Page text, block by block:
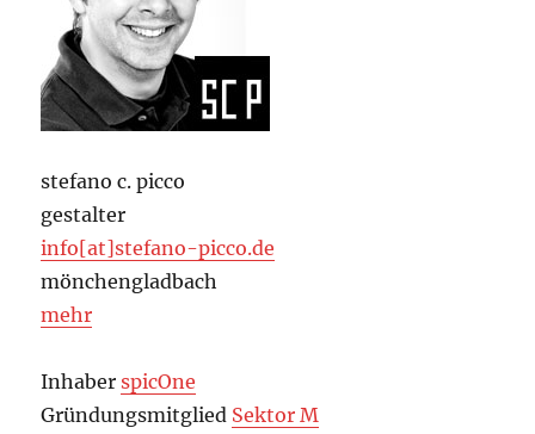
stefano c. picco
gestalter
info[at]stefano-picco.de
mönchengladbach
mehr
InhaberspicOne
Gründungsmitglied Sektor M